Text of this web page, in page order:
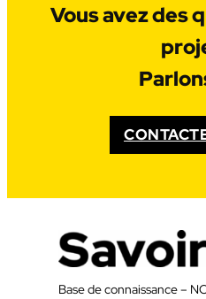
Vous avez des
Base de connaissance –